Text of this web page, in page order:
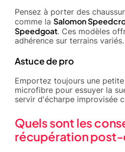
Pensez à porter des
comme la Salomon
Speedgoat. Ces modèles
adhérence sur terrains variés.
Astuce de pro
Emportez toujours une
microfibre pour essuyer la
servir d'écharpe improvisée
Quels sont les
récupération post-